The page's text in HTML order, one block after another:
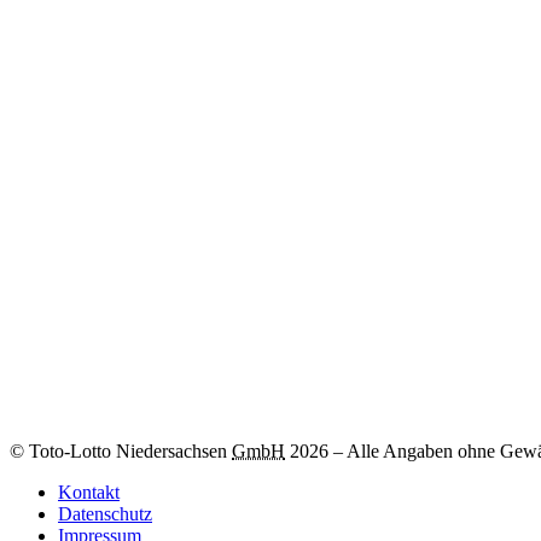
© Toto-Lotto Niedersachsen GmbH 2026 –Alle Angaben ohne
Kontakt
Datenschutz
Impressum